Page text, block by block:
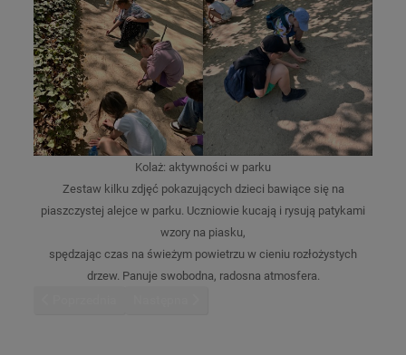
Kolaż: aktywności w parku
Zestaw kilku zdjęć pokazujących dzieci bawiące się na
piaszczystej alejce w parku. Uczniowie kucają i rysują patykami
wzory na piasku,
spędzając czas na świeżym powietrzu w cieniu rozłożystych
drzew. Panuje swobodna, radosna atmosfera.